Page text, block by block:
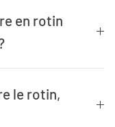
en rotin
le rotin,